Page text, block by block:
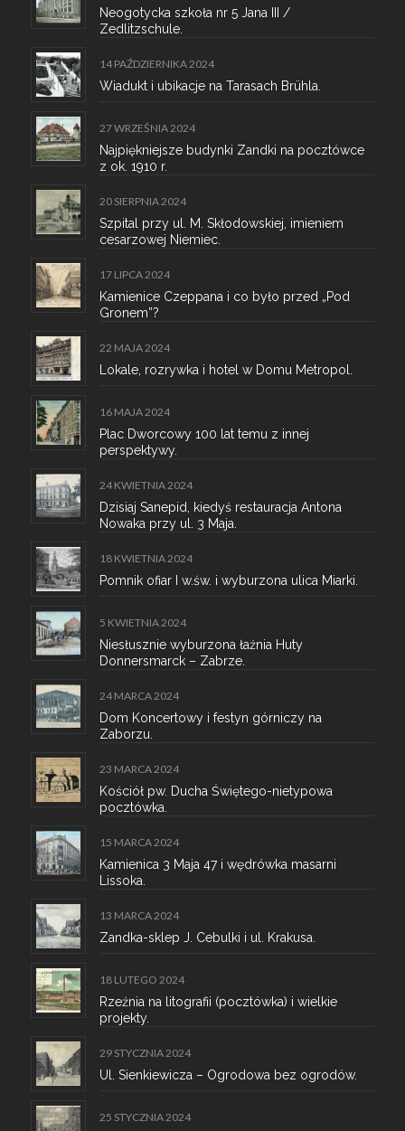
Neogotycka szkoła nr 5 Jana III /
Zedlitzschule.
14 PAŹDZIERNIKA 2024
Wiadukt i ubikacje na Tarasach Brühla.
27 WRZEŚNIA 2024
Najpiękniejsze budynki Zandki na pocztówce
z ok. 1910 r.
20 SIERPNIA 2024
Szpital przy ul. M. Skłodowskiej, imieniem
cesarzowej Niemiec.
17 LIPCA 2024
Kamienice Czeppana i co było przed „Pod
Gronem”?
22 MAJA 2024
Lokale, rozrywka i hotel w Domu Metropol.
16 MAJA 2024
Plac Dworcowy 100 lat temu z innej
perspektywy.
24 KWIETNIA 2024
Dzisiaj Sanepid, kiedyś restauracja Antona
Nowaka przy ul. 3 Maja.
18 KWIETNIA 2024
Pomnik ofiar I w.św. i wyburzona ulica Miarki.
5 KWIETNIA 2024
Niesłusznie wyburzona łaźnia Huty
Donnersmarck – Zabrze.
24 MARCA 2024
Dom Koncertowy i festyn górniczy na
Zaborzu.
23 MARCA 2024
Kościół pw. Ducha Świętego-nietypowa
pocztówka.
15 MARCA 2024
Kamienica 3 Maja 47 i wędrówka masarni
Lissoka.
13 MARCA 2024
Zandka-sklep J. Cebulki i ul. Krakusa.
18 LUTEGO 2024
Rzeźnia na litografii (pocztówka) i wielkie
projekty.
29 STYCZNIA 2024
Ul. Sienkiewicza – Ogrodowa bez ogrodów.
25 STYCZNIA 2024